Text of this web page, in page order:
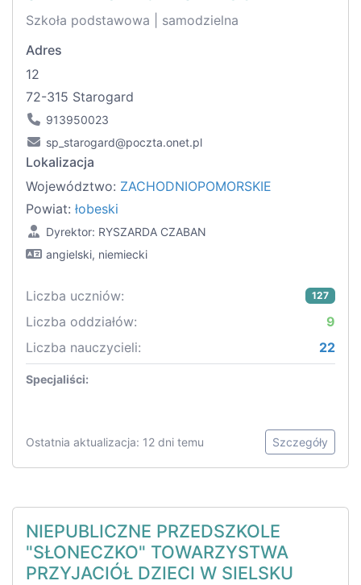
Szkoła podstawowa | samodzielna
Adres
12
72-315 Starogard
913950023
sp_starogard@poczta.onet.pl
Lokalizacja
Województwo: ZACHODNIOPOMORSKIE
Powiat: łobeski
Dyrektor: RYSZARDA CZABAN
angielski, niemiecki
Liczba uczniów: 127
Liczba oddziałów:
9
Liczba nauczycieli:
22
Specjaliści:
Ostatnia aktualizacja: 12 dni temu Szczegóły
NIEPUBLICZNE PRZEDSZKOLE
"SŁONECZKO" TOWARZYSTWA
PRZYJACIÓŁ DZIECI W SIELSKU